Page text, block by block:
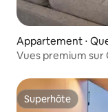
Appartement ⋅
Vues premium sur
Superhôte
Superhôte